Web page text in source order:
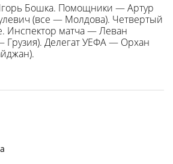
Бошка. Помощники — Артур
(все — Молдова). Четвертый
Инспектор матча — Леван
Делегат УЕФА — Орхан